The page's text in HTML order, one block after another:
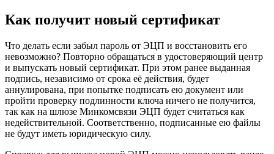
Как получит новый сертификат
Что делать если забыл пароль от ЭЦП и восстановить его
невозможно? Повторно обращаться в удостоверяющий центр
и выпускать новый сертификат. При этом ранее выданная
подпись, независимо от срока её действия, будет
аннулирована, при попытке подписать ею документ или
пройти проверку подлинности ключа ничего не получится,
так как на шлюзе Минкомсвязи ЭЦП будет считаться как
недействительной. Соответственно, подписанные ею файлы
не будут иметь юридическую силу.